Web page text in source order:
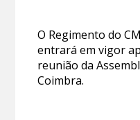
O Regimento do
entrará em vigor
reunião da
Coimbra.